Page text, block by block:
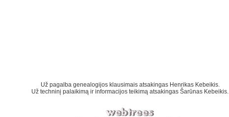
Už pagalba genealogijos klausimais atsakingas Henrikas Kebeikis.
Už techninį palaikimą ir informacijos teikimą atsakingas Šarūnas Kebeikis.